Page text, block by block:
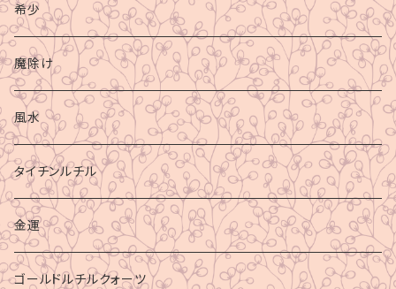
希少
魔除け
風水
タイチンルチル
金運
ゴールドルチルクォーツ